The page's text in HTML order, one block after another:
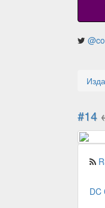
#14
DC